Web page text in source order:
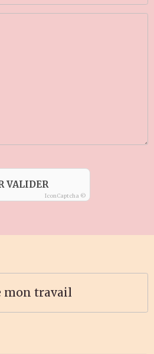
VALIDER
IconCaptcha ©
mon travail